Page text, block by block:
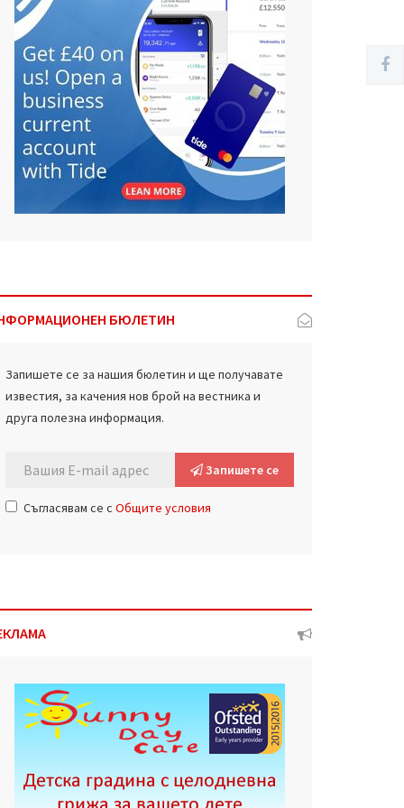
БЮЛЕТИН
Запишете се за нашия бюлетин и ще получавате
известия, за качения нов брой на вестника и
друга полезна информация.
Запишете се
Съгласявам се с Общите условия